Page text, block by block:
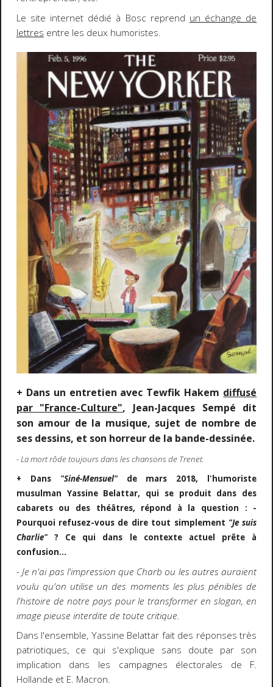
Le site internet dédié à Bosc reprend un échange de
lettres entre les deux humoristes.
+ Dans un entretien avec Tewfik Hakem diffusé
par "France-Culture", Jean-Jacques Sempé dit
son amour de la musique, sujet de nombre de
ses dessins, et son horreur de la bande-dessinée.
- La mort rôde toujours dans les chansons de Trenet.
+ Dans "Siné-Mensuel"de mars 2018, l'humoriste
musulman Yassine Belattar, qui se produit dans des
cabarets ou des théâtres, répond à la question : -
Pourquoi refusez-vous de dire tout simplement "Je suis
Charlie"? Ce qui dans le contexte actuel prête à
confusion...
- Je n'ai pas l'impression que Charb ou les autres auraient
voulu qu'on utilise un des moments les plus pénibles de
l'histoire de notre pays pour le transformer en slogan, en
image pieuse interdite de toute critique.
Dans l'ensemble, Yassine Belattar fait des réponses très
patriotiques, ce qui s'explique sans doute par son
implication dans les campagnes électorales de F.
Hollande et E. Macron.